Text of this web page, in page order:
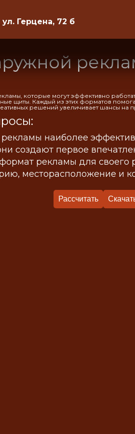
Герцена, 72 б
которые могут эффективно
щиты. Каждый из этих форматов
решений увеличивает шансы на
наиболее
создают первое
рекламы для своего
месторасположение и
Рассчитать